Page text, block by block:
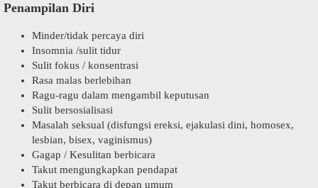
Penampilan Diri
Minder/tidak percaya diri
Insomnia /sulit tidur
Sulit fokus / konsentrasi
Rasa malas berlebihan
Ragu-ragu dalam mengambil keputusan
Sulit bersosialisasi
Masalah seksual (disfungsi ereksi, ejakulasi dini, homosex,
lesbian, bisex, vaginismus)
Gagap / Kesulitan berbicara
Takut mengungkapkan pendapat
Takut berbicara di depan umum